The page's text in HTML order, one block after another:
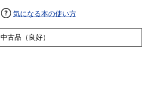
気になる本の使い方
中古品（良好）